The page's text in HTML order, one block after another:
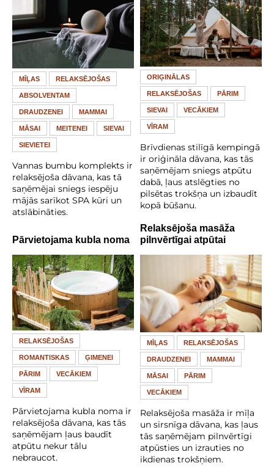
MĪĻAS RELAKSĒJOŠAS
ABSOLVENTAM
DRAUDZENEI MAMMAI
MĀSAI MEITENEI SIEVAI
SIEVIETEI
Vannas bumbu komplekts ir
relaksējoša dāvana, kas tā
saņēmējai sniegs iespēju
mājās sarīkot SPA kūri un
atslābināties.
ORIĢINĀLAS
RELAKSĒJOŠAS PĀRIM
SIEVAI VECĀKIEM
VĪRAM
Brīvdienas stilīgā kempingā
ir oriģināla dāvana, kas tās
saņēmējam sniegs atpūtu
dabā, ļaus atslēgties no
pilsētas trokšņa un izbaudīt
kopā būšanu.
Pārvietojama kubla noma
RELAKSĒJOŠAS
ROMANTISKAS ĢIMENEI
PĀRIM VECĀKIEM
VĪRAM
Pārvietojama kubla noma ir
relaksējoša dāvana, kas tās
saņēmējam ļaus baudīt
atpūtu nekur tālu
nebraucot.
Relaksējoša masāža
pilnvērtīgai atpūtai
MĪĻAS RELAKSĒJOŠAS
DRAUDZENEI MAMMAI
MĀSAI PĀRIM
VECĀKIEM
Relaksējoša masāža ir mīļa
un sirsnīga dāvana, kas ļaus
tās saņēmējam pilnvērtīgi
atpūsties un izrauties no
ikdienas trokšņiem.